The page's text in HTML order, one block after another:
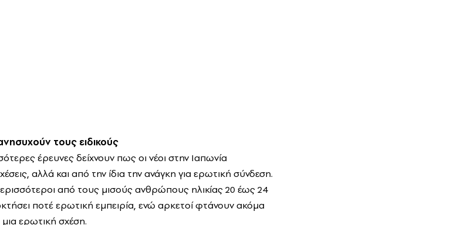
τους ειδικούς
έρευνες δείχνουν πως οι νέοι στην Ιαπωνία
αλλά και από την ίδια την ανάγκη για ερωτική σύνδεση.
από τους μισούς ανθρώπους ηλικίας 20 έως 24
ποτέ ερωτική εμπειρία, ενώ αρκετοί φτάνουν ακόμα
ερωτική σχέση.